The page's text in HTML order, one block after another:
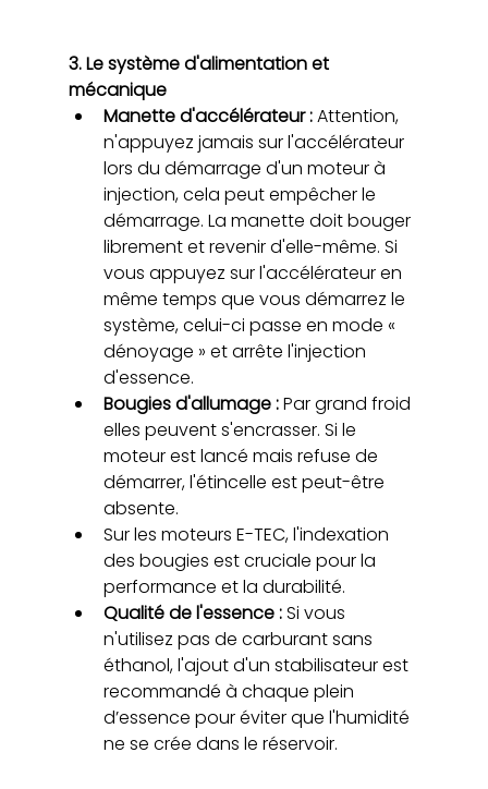
3. Le système d'alimentation et
mécanique
Manette d'accélérateur : Attention,
n'appuyez jamais sur l'accélérateur
lors du démarrage d'un moteur à
injection, cela peut empêcher le
démarrage. La manette doit bouger
librement et revenir d'elle-même. Si
vous appuyez sur l'accélérateur en
même temps que vous démarrez le
système, celui-ci passe en mode «
dénoyage » et arrête l'injection
d'essence.
Bougies d'allumage : Par grand froid
elles peuvent s'encrasser. Si le
moteur est lancé mais refuse de
démarrer, l'étincelle est peut-être
absente.
Sur les moteurs E-TEC, l'indexation
des bougies est cruciale pour la
performance et la durabilité.
Qualité de l'essence : Si vous
n'utilisez pas de carburant sans
éthanol, l'ajout d'un stabilisateur est
recommandé à chaque plein
d’essence pour éviter que l'humidité
ne se crée dans le réservoir.